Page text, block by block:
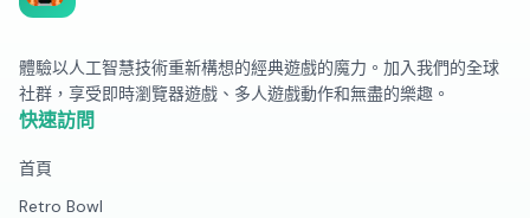
體驗以人工智慧技術重新構想的經典遊戲的魔力。加入我們的全球
社群，享受即時瀏覽器遊戲、多人遊戲動作和無盡的樂趣。
快速訪問
首頁
Retro Bowl